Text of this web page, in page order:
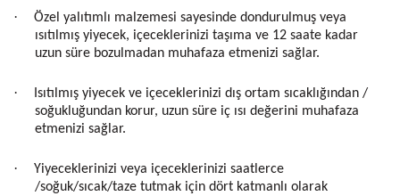
·
Özel yalıtımlı malzemesi sayesinde dondurulmuş veya
ısıtılmış yiyecek, içeceklerinizi taşıma ve 12 saate kadar
uzun süre bozulmadan muhafaza etmenizi sağlar.
·
Isıtılmış yiyecek ve içeceklerinizi dış ortam sıcaklığından /
soğukluğundan korur, uzun süre iç ısı değerini muhafaza
etmenizi sağlar.
·
Yiyeceklerinizi veya içeceklerinizi saatlerce
/soğuk/sıcak/taze tutmak için dört katmanlı olarak